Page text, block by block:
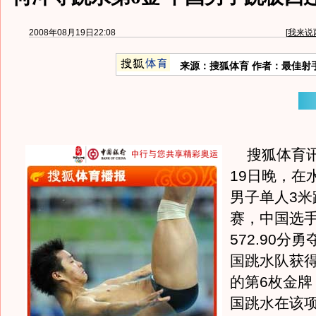
2008年08月19日22:08 [我来说
来源：搜狐体育 作者：最佳射
搜狐体育
19日晚，在
男子单人3米
赛，中国选
572.90分勇
国跳水队获
的第6枚金
国跳水在该